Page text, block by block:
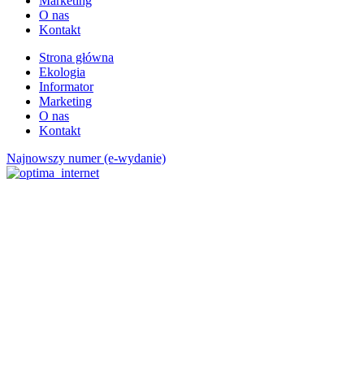
O nas
Kontakt
Strona główna
Ekologia
Informator
Marketing
O nas
Kontakt
Najnowszy numer (e-wydanie)